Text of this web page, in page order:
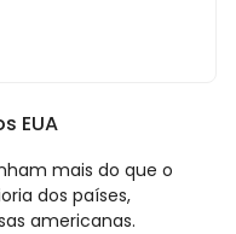
EUA
mais do que o
dos países,
americanas.